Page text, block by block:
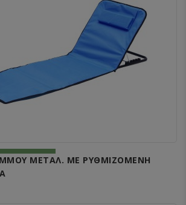
ΜΕΤΑΛ. ΜΕ ΡΥΘΜΙΖΟΜΕΝΗ